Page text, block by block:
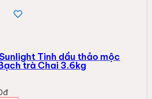
Tinh dầu thảo mộc
trà Chai 3.6kg